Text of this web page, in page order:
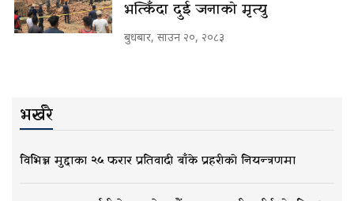
भत्किँदा दुई जनाको मृत्यु
बुधबार, साउन २०, २०८३
भर्खरै
विभिन्न मुद्दाका २५ फरार प्रतिवादी बाँके प्रहरीको नियन्त्रणमा